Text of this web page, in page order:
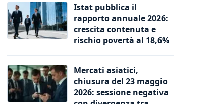
Istat pubblica il
rapporto annuale 2026:
crescita contenuta e
rischio povertà al 18,6%
Mercati asiatici,
chiusura del 23 maggio
2026: sessione negativa